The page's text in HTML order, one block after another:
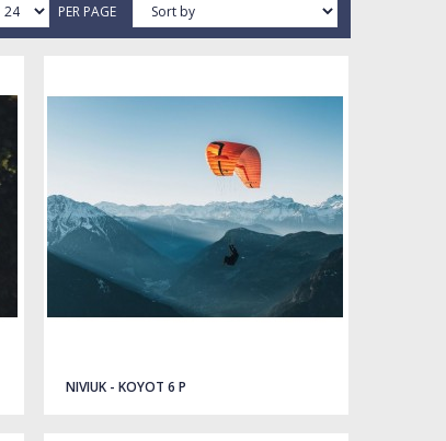
PER PAGE
NIVIUK - KOYOT 6 P